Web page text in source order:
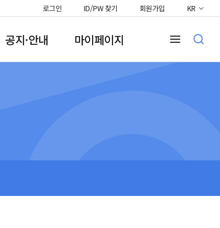
로그인 ID/PW 찾기 회원가입 KR
공지·안내 마이페이지